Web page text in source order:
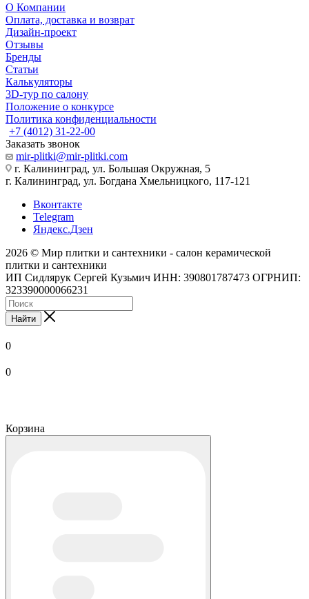
О Компании
Оплата, доставка и возврат
Дизайн-проект
Отзывы
Бренды
Статьи
Калькуляторы
3D-тур по салону
Положение о конкурсе
Политика конфиденциальности
+7 (4012) 31-22-00
Заказать звонок
mir-plitki@mir-plitki.com
г. Калининград, ул. Большая Окружная, 5
г. Калининград, ул. Богдана Хмельницкого, 117-121
Вконтакте
Telegram
Яндекс.Дзен
2026 © Мир плитки и сантехники - салон керамической
плитки и сантехники
ИП Сидлярук Сергей Кузьмич ИНН: 390801787473 ОГРНИП:
323390000066231
Найти
0
0
Корзина